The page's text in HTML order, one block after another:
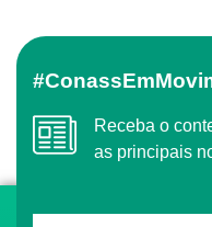
Receba o
as principais